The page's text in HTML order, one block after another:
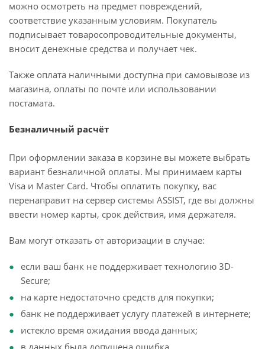
можно осмотреть на предмет повреждений,
соответствие указанным условиям. Покупатель
подписывает товаросопроводительные документы,
вносит денежные средства и получает чек.
Также оплата наличными доступна при самовывозе из
магазина, оплаты по почте или использовании
постамата.
Безналичный расчёт
При оформлении заказа в корзине вы можете выбрать
вариант безналичной оплаты. Мы принимаем карты
Visa и Master Card. Чтобы оплатить покупку, вас
перенаправит на сервер системы ASSIST, где вы должны
ввести номер карты, срок действия, имя держателя.
Вам могут отказать от авторизации в случае:
если ваш банк не поддерживает технологию 3D-
Secure;
на карте недостаточно средств для покупки;
банк не поддерживает услугу платежей в интернете;
истекло время ожидания ввода данных;
в данных была допущена ошибка.